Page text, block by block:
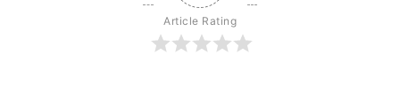
Article Rating